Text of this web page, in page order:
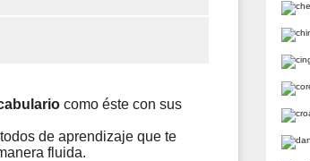
como éste con sus
de aprendizaje que te
fluida.